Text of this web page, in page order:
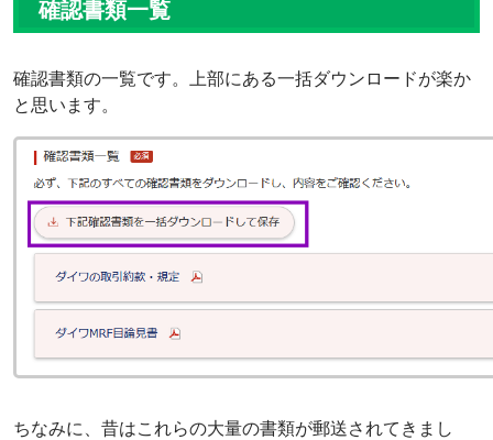
確認書類一覧
確認書類の一覧です。上部にある一括ダウンロードが楽か
と思います。
ちなみに、昔はこれらの大量の書類が郵送されてきまし